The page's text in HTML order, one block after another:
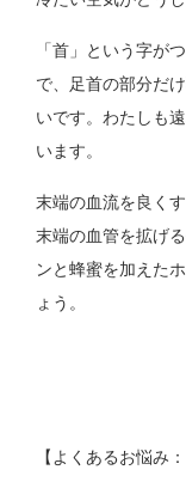
「首」という字が
で、足首の部分だ
いです。わたしも
います。
末端の血流を良く
末端の血管を拡げ
ンと蜂蜜を加えた
ょう。
【よくあるお悩み